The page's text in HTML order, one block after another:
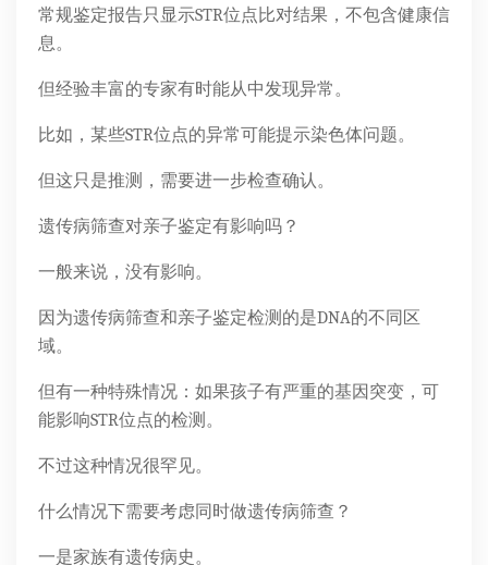
常规鉴定报告只显示STR位点比对结果，不包含健康信
息。
但经验丰富的专家有时能从中发现异常。
比如，某些STR位点的异常可能提示染色体问题。
但这只是推测，需要进一步检查确认。
遗传病筛查对亲子鉴定有影响吗？
一般来说，没有影响。
因为遗传病筛查和亲子鉴定检测的是DNA的不同区
域。
但有一种特殊情况：如果孩子有严重的基因突变，可
能影响STR位点的检测。
不过这种情况很罕见。
什么情况下需要考虑同时做遗传病筛查？
一是家族有遗传病史。